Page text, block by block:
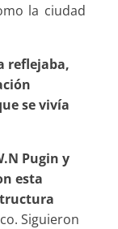
la ciudad
reflejaba,
se vivía
Pugin y
esta
Siguieron